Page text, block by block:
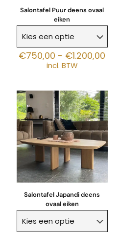
Salontafel Puur deens ovaal
eiken
€750,00 - €1.200,00
incl. BTW
Salontafel Japandi deens
ovaal eiken